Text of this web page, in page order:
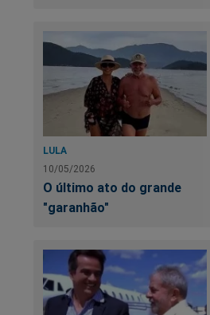
LULA
10/05/2026
O último ato do grande
"garanhão"